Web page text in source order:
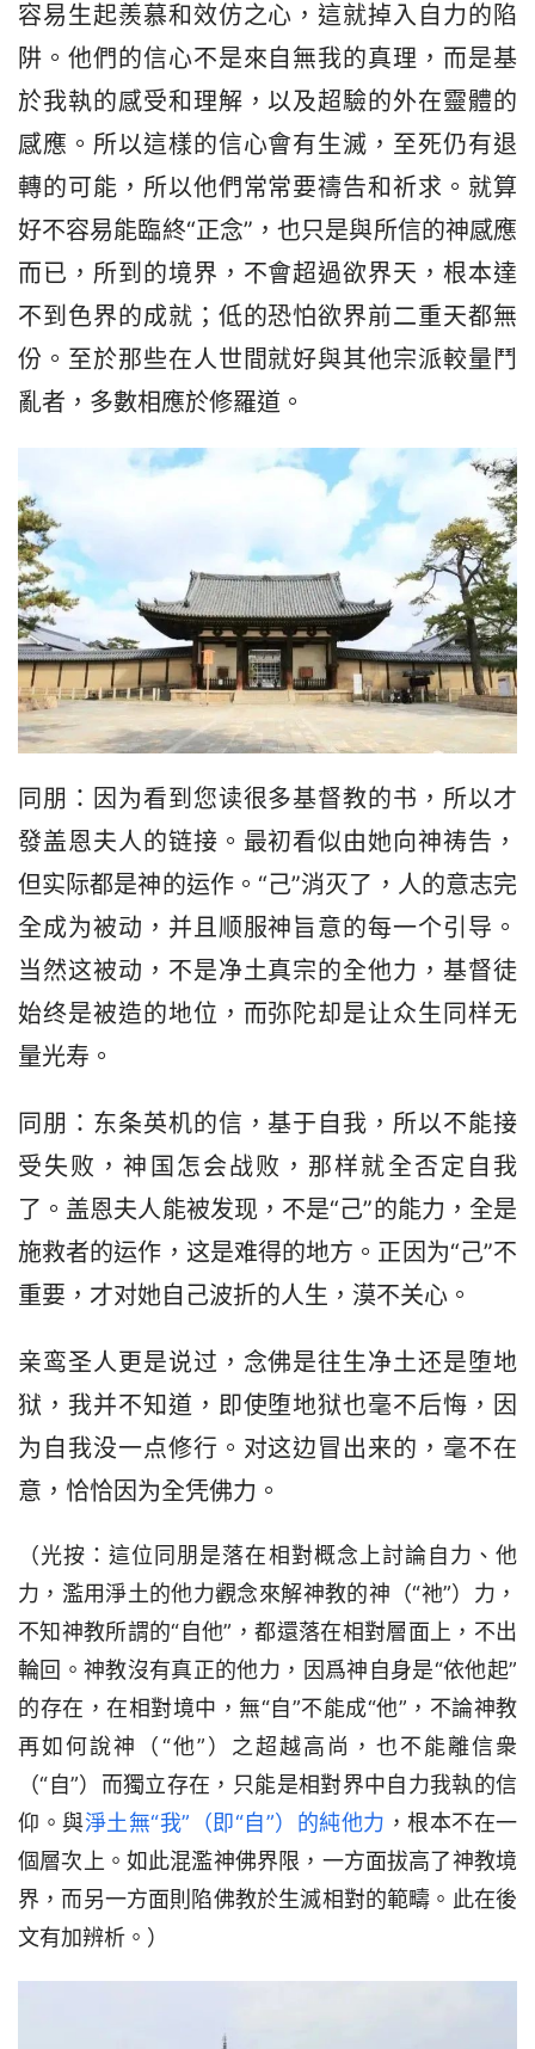
容易生起羨慕和效仿之心，這就掉入自力的陷
阱。他們的信心不是來自無我的真理，而是基
於我執的感受和理解，以及超驗的外在靈體的
感應。所以這樣的信心會有生滅，至死仍有退
轉的可能，所以他們常常要禱告和祈求。就算
好不容易能臨終“正念”，也只是與所信的神感應
而已，所到的境界，不會超過欲界天，根本達
不到色界的成就；低的恐怕欲界前二重天都無
份。至於那些在人世間就好與其他宗派較量鬥
亂者，多數相應於修羅道。
同朋：因为看到您读很多基督教的书，所以才
發盖恩夫人的链接。最初看似由她向神祷告，
但实际都是神的运作。“己”消灭了，人的意志完
全成为被动，并且顺服神旨意的每一个引导。
当然这被动，不是净土真宗的全他力，基督徒
始终是被造的地位，而弥陀却是让众生同样无
量光寿。
同朋：东条英机的信，基于自我，所以不能接
受失败，神国怎会战败，那样就全否定自我
了。盖恩夫人能被发现，不是“己”的能力，全是
施救者的运作，这是难得的地方。正因为“己”不
重要，才对她自己波折的人生，漠不关心。
亲鸾圣人更是说过，念佛是往生净土还是堕地
狱，我并不知道，即使堕地狱也毫不后悔，因
为自我没一点修行。对这边冒出来的，毫不在
意，恰恰因为全凭佛力。
（光按：這位同朋是落在相對概念上討論自力、他
力，濫用淨土的他力觀念來解神教的神（“祂”）力，
不知神教所謂的“自他”，都還落在相對層面上，不出
輪回。神教沒有真正的他力，因爲神自身是“依他起”
的存在，在相對境中，無“自”不能成“他”，不論神教
再如何說神（“他”）之超越高尚，也不能離信衆
（“自”）而獨立存在，只能是相對界中自力我執的信
仰。與淨土無“我”（即“自”）的純他力 ，根本不在一
個層次上。如此混濫神佛界限，一方面拔高了神教境
界，而另一方面則陷佛教於生滅相對的範疇。此在後
文有加辨析。）